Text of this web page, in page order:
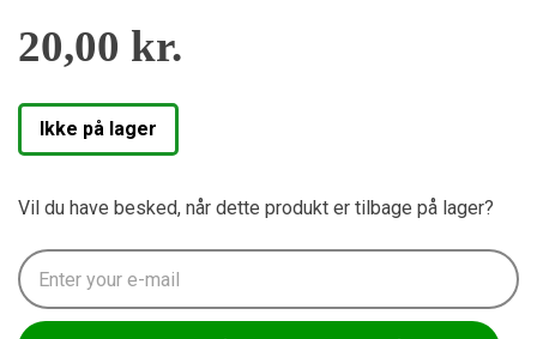
20,00 kr.
Ikke på lager
Vil du have besked, når dette produkt er tilbage på lager?